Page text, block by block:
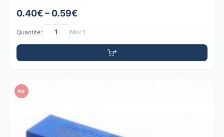
0.40€ – 0.59€
Quantité: Min: 1
PDF